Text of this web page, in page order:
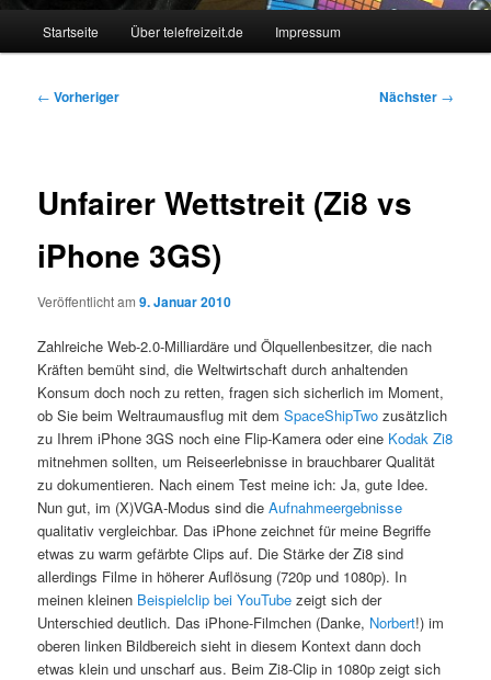
Startseite Über telefreizeit.de Impressum
Beitragsnavigation
← Vorheriger Nächster →
Unfairer Wettstreit (Zi8 vs
iPhone 3GS)
Veröffentlicht am9. Januar 2010
Zahlreiche Web-2.0-Milliardäre und Ölquellenbesitzer, die nach
Kräften bemüht sind, die Weltwirtschaft durch anhaltenden
Konsum doch noch zu retten, fragen sich sicherlich im Moment,
ob Sie beim Weltraumausflug mit demSpaceShipTwo zusätzlich
zu Ihrem iPhone 3GS noch eine Flip-Kamera oder eine Kodak Zi8
mitnehmen sollten, um Reiseerlebnisse in brauchbarer Qualität
zu dokumentieren. Nach einem Test meine ich: Ja, gute Idee.
Nun gut, im (X)VGA-Modus sind dieAufnahmeergebnisse
qualitativ vergleichbar. Das iPhone zeichnet für meine Begriffe
etwas zu warm gefärbte Clips auf. Die Stärke der Zi8 sind
allerdings Filme in höherer Auflösung (720p und 1080p). In
meinen kleinen Beispielclip bei YouTube zeigt sich der
Unterschied deutlich. Das iPhone-Filmchen (Danke, Norbert!) im
oberen linken Bildbereich sieht in diesem Kontext dann doch
etwas klein und unscharf aus. Beim Zi8-Clip in 1080p zeigt sich